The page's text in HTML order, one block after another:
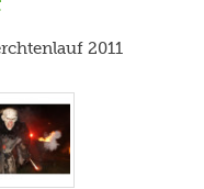
2011